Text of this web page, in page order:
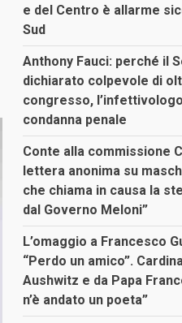
e del Centro è allarme
Sud
Anthony Fauci: perché il
dichiarato colpevole di
congresso,
condanna penale
Conte alla commissione
lettera anonima su
che chiama in causa la
dal Governo Meloni”
L’omaggio a Francesco
“Perdo un amico”.
Aushwitz e da Papa
n’è andato un poeta”